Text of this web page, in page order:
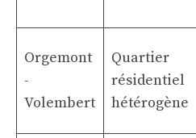
Orgemont
-
Volembert
Quartier
résidentiel
hétérogène